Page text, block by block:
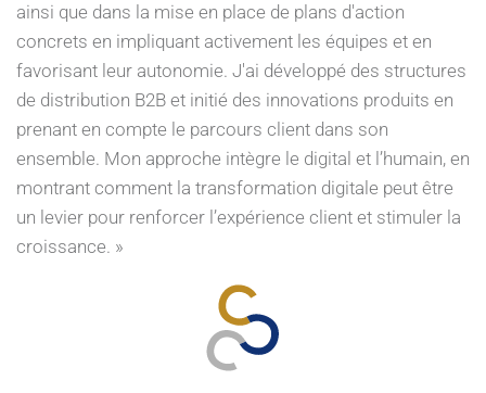
ainsi que dans la mise en place de plans d'action
concrets en impliquant activement les équipes et en
favorisant leur autonomie. J'ai développé des structures
de distribution B2B et initié des innovations produits en
prenant en compte le parcours client dans son
ensemble. Mon approche intègre le digital et l’humain, en
montrant comment la transformation digitale peut être
un levier pour renforcer l’expérience client et stimuler la
croissance. »